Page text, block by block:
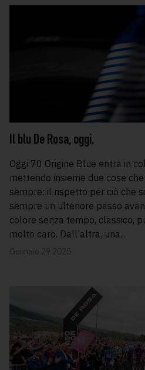
Il blu De Rosa, oggi.
Oggi 70 Origine Blue entra in
mettendo insieme due cose
sempre: il rispetto per ciò che
sempre un ulteriore passo
colore senza tempo, classico,
molto caro. Dall’altra, una...
Gennaio 29 2025